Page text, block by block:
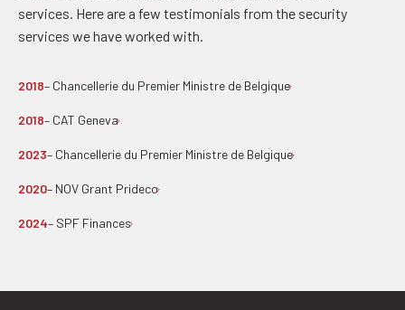
services. Here are a few testimonials from the security
services we have worked with.
2018– Chancellerie du Premier Ministre de Belgique
2018– CAT Geneva
2023– Chancellerie du Premier Ministre de Belgique
2020– NOV Grant Prideco
2024– SPF Finances